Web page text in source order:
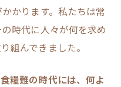
かります。私たちは常
時代に人々が何を求め
組んできました。
糧難の時代には、何よ